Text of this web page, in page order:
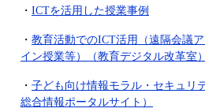
・ ICTを活用した授業事例
・ 教育活動でのICT活用（遠隔会議
イン授業等）（教育デジタル改革室）
・ 子ども向け情報モラル・セキュリ
総合情報ポータルサイト）